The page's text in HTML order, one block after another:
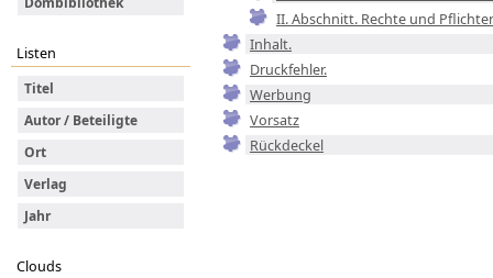
Listen
Titel
Autor / Beteiligte
Ort
Verlag
Jahr
Clouds
II. Abschnitt. Rechte und
Inhalt.
Druckfehler.
Werbung
Vorsatz
Rückdeckel